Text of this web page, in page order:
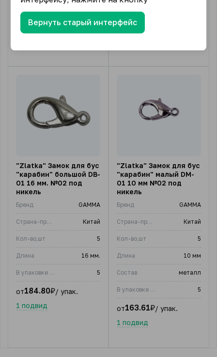
69.80₽/ упак.
от65.84
"Zlatka" Замок для бус
"карабин" большой DB-
01 16 мм. №02 под
никель
Бренд GAMMA
Страна-производитель Китай
Кол-во,шт 5
Длина 16 мм.
В упаковке (шт) 5
от184.80₽/ упак.
1 подвид
"Zlatka" Замок для бус
"карабин" малый DM-
01 10 мм №02 под
никель
Бренд GAMMA
Страна-производитель Китай
Кол-во,шт 5
Длина 10 мм
Состав металл
В упаковке (шт) 5
от163.61₽/ упак.
1 подвид
Вернуть старый интерфейс